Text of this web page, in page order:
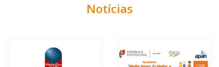
Notícias
Páginas